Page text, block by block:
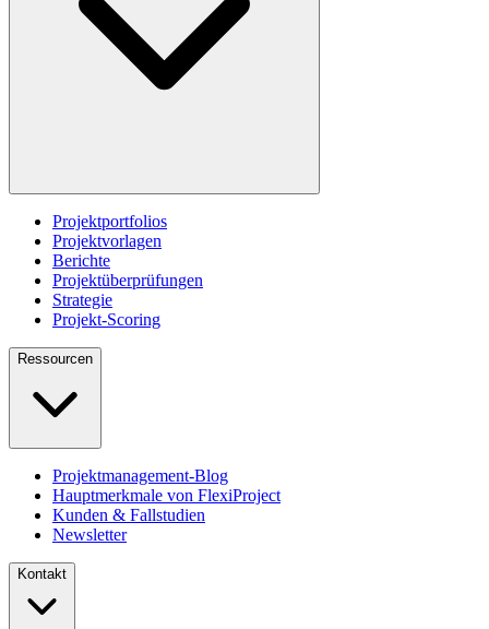
Projektportfolios
Projektvorlagen
Berichte
Projektüberprüfungen
Strategie
Projekt-Scoring
Ressourcen
Projektmanagement-Blog
Hauptmerkmale von FlexiProject
Kunden & Fallstudien
Newsletter
Kontakt